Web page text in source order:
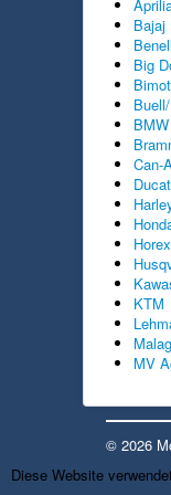
Bajaj
Big
BMW
Can-
Horex
KTM
MV
© 2026
Diese Website